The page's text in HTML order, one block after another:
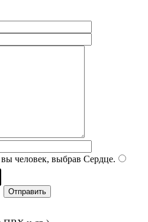
человек, выбрав Сердце.